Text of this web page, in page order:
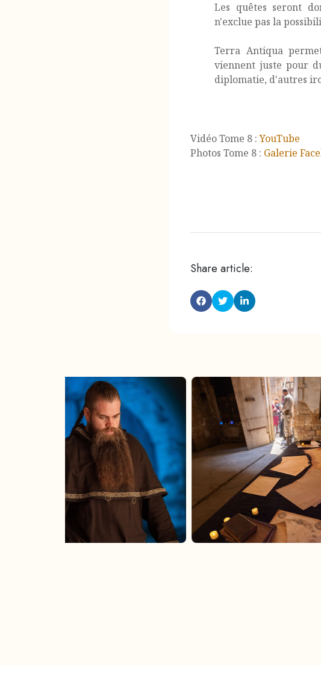
Les quêtes seront
n'exclue pas la
Terra Antiqua
viennent juste pour
diplomatie, d'autres
Vidéo Tome 8 :YouTube
Photos Tome 8 : Galerie
Share article: